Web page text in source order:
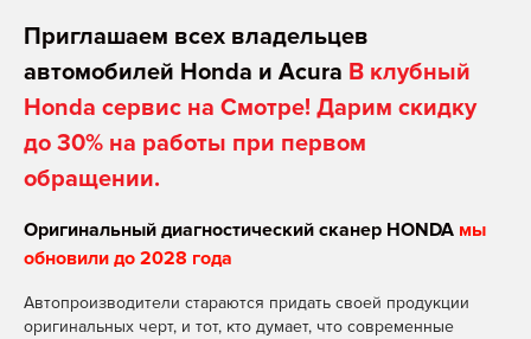
Приглашаем всех владельцев
автомобилей Honda и Acura В клубный
Honda сервис на Смотре! Дарим скидку
до 30% на работы при первом
обращении.
Оригинальный диагностический сканер HONDA мы
обновили до 2028 года
Автопроизводители стараются придать своей продукции
оригинальных черт, и тот, кто думает, что современные